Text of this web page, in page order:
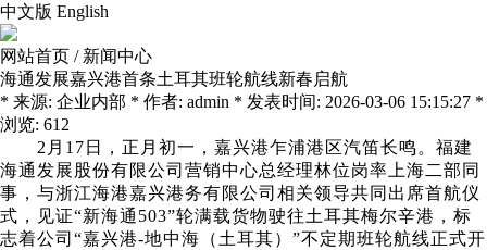
中文版 English
网站首页 / 新闻中心
海通发展嘉兴港首条土耳其班轮航线新春启航
* 来源: 企业内部 * 作者: admin * 发表时间: 2026-03-06 15:15:27 *
浏览: 612
2 月 17 日，正月初一，嘉兴港乍浦港区汽笛长鸣。福建
海通发展股份有限公司营销中心总经理林位岗率上海二部同
事，与浙江海港嘉兴港务有限公司相关领导共同出席首航仪
式，见证“新海通 503”轮满载货物驶往土耳其梅尔辛港，标
志着公司“嘉兴港-地中海（土耳其）”不定期班轮航线正式开